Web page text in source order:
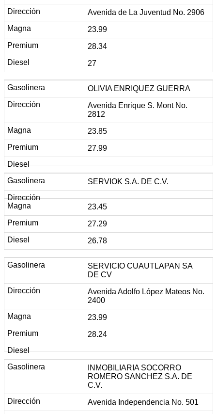
Avenida de La Juventud No. 2906
23.99
28.34
27
OLIVIA ENRIQUEZ GUERRA
Avenida Enrique S. Mont No.
2812
23.85
27.99
SERVIOK S.A. DE C.V.
23.45
27.29
26.78
SERVICIO CUAUTLAPAN SA
DE CV
Avenida Adolfo López Mateos No.
2400
23.99
28.24
INMOBILIARIA SOCORRO
ROMERO SANCHEZ S.A. DE
C.V.
Avenida Independencia No. 501